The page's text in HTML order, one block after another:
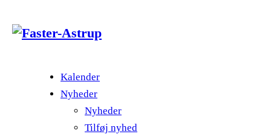
Kalender
Nyheder
Nyheder
Tilføj nyhed